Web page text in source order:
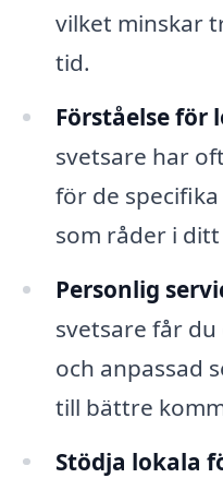
vilket minskar
tid.
Förståelse för
svetsare har
för de
som råder i
Personlig
svetsare får
och anpassad
till bättre
Stödja lokala